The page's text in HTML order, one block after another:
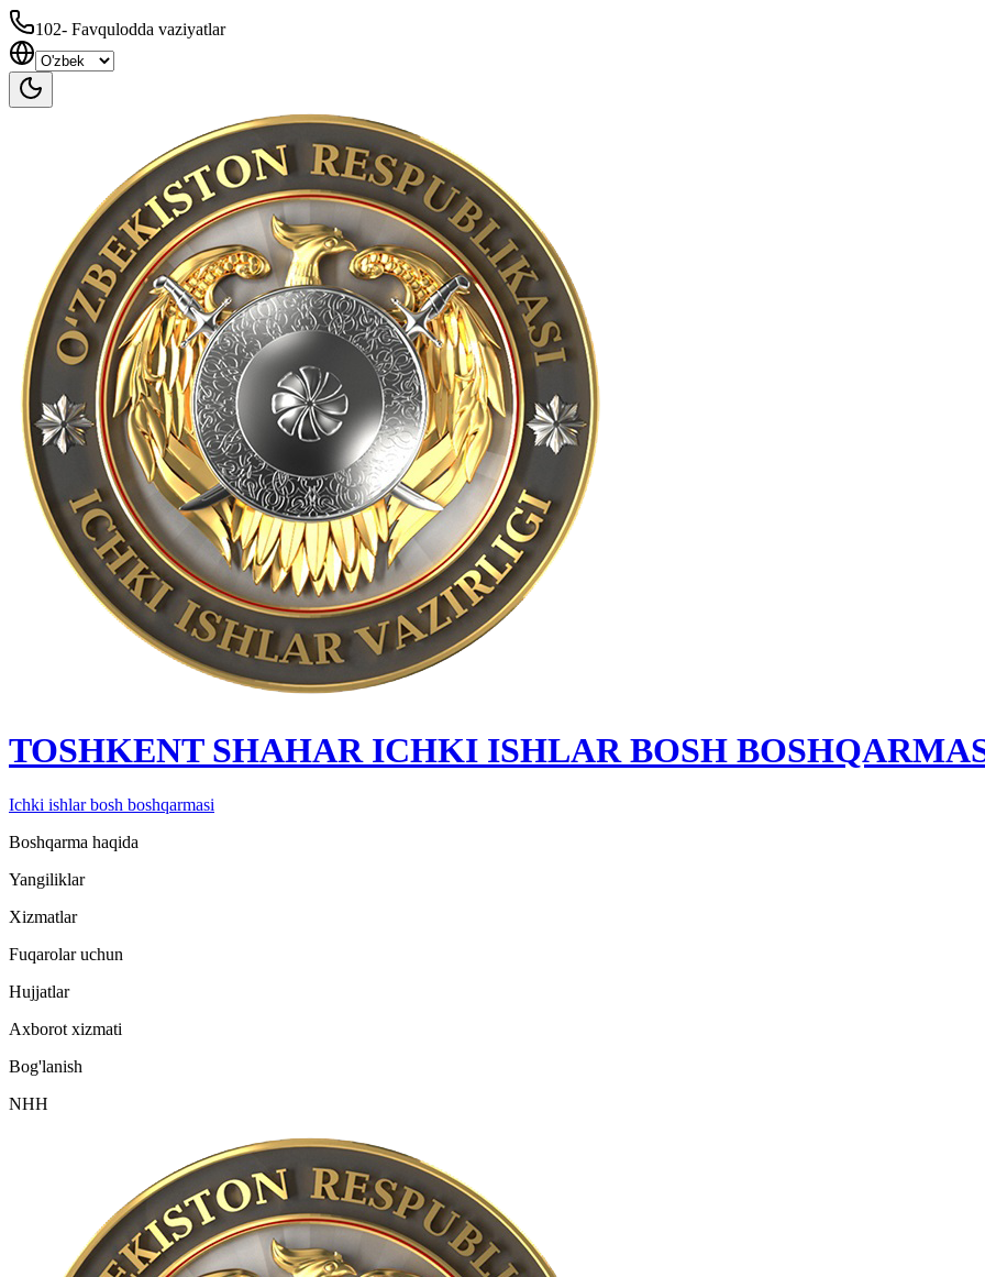
102- Favqulodda vaziyatlar
TOSHKENT SHAHAR IСHKI ISHLAR BOSH
Ichki ishlar bosh boshqarmasi
Boshqarma haqida
Yangiliklar
Xizmatlar
Fuqarolar uchun
Hujjatlar
Axborot xizmati
Bog'lanish
NHH